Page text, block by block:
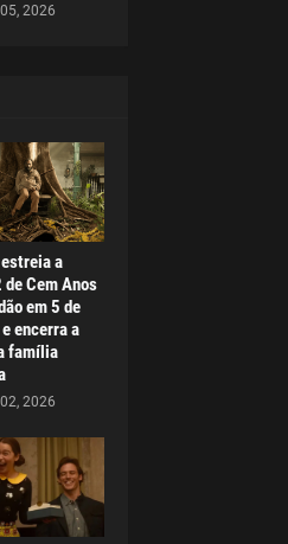
2026
a
Cem Anos
em 5 de
encerra a
família
2026